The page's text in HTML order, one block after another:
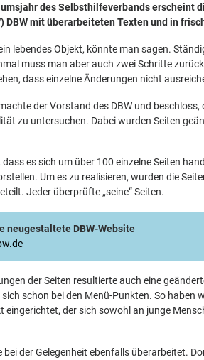
des Selbsthilfeverbands erscheint
DBW mit überarbeiteten Texten und in
lebendes Objekt, könnte man sagen.
muss man aber auch zwei Schritte
dass einzelne Änderungen nicht
der Vorstand des DBW und beschloss,
zu untersuchen. Dabei wurden Seiten
es sich um über 100 einzelne Seiten
Um es zu realisieren, wurden die
Jeder überprüfte „seine“ Seiten.
neugestaltete DBW-Website
der Seiten resultierte auch eine
schon bei den Menü-Punkten. So haben
eingerichtet, der sich sowohl an junge
bei der Gelegenheit ebenfalls überarbeitet.